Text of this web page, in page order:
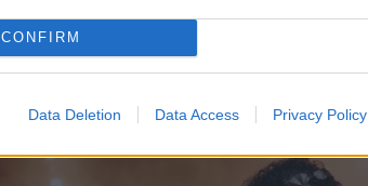
CONFIRM
Data Deletion Data Access Privacy Policy